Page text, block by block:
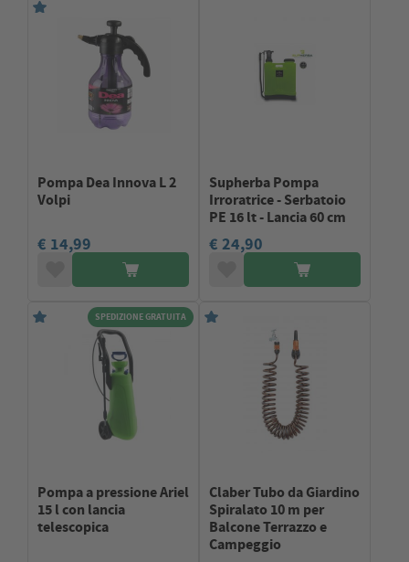
Pompa Dea Innova L 2
Volpi
€ 14,99
Supherba Pompa
Irroratrice - Serbatoio
PE 16 lt - Lancia 60 cm
€ 24,90
SPEDIZIONE GRATUITA
Pompa a pressione Ariel
15 l con lancia
telescopica
Claber Tubo da Giardino
Spiralato 10 m per
Balcone Terrazzo e
Campeggio